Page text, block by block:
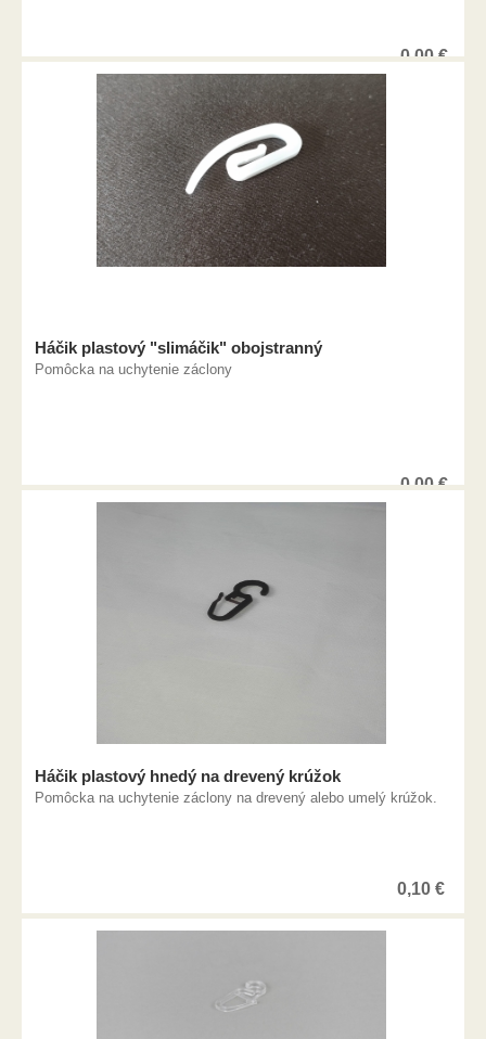
0,00€
Háčik plastový "slimáčik" obojstranný
Pomôcka na uchytenie záclony
0,00€
Háčik plastový hnedý na drevený krúžok
Pomôcka na uchytenie záclony na drevený alebo umelý krúžok.
0,10 €